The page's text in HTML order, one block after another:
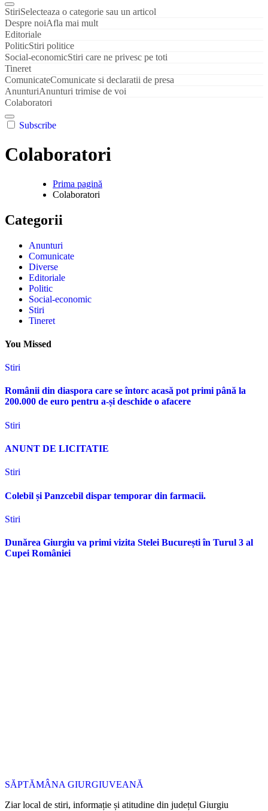
StiriSelecteaza o categorie sau un articol
Despre noiAfla mai mult
Editoriale
PoliticStiri politice
Social-economicStiri care ne privesc pe toti
Tineret
ComunicateComunicate si declaratii de presa
AnunturiAnunturi trimise de voi
Colaboratori
Subscribe
Colaboratori
Prima pagină
Colaboratori
Categorii
Anunturi
Comunicate
Diverse
Editoriale
Politic
Social-economic
Stiri
Tineret
You Missed
Stiri
Românii din diaspora care se întorc acasă pot primi până la
200.000 de euro pentru a-și deschide o afacere
Stiri
ANUNT DE LICITATIE
Stiri
Colebil și Panzcebil dispar temporar din farmacii.
Stiri
Dunărea Giurgiu va primi vizita Stelei București în Turul 3 al
Cupei României
SĂPTĂMÂNA GIURGIUVEANĂ
Ziar local de stiri, informație și atitudine din județul Giurgiu